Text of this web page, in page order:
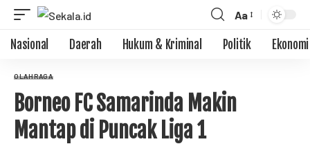
Aa
Nasional Daerah Hukum & Kriminal Politik Ekonomi
OLAHRAGA
Borneo FC Samarinda Makin
Mantap di Puncak Liga 1